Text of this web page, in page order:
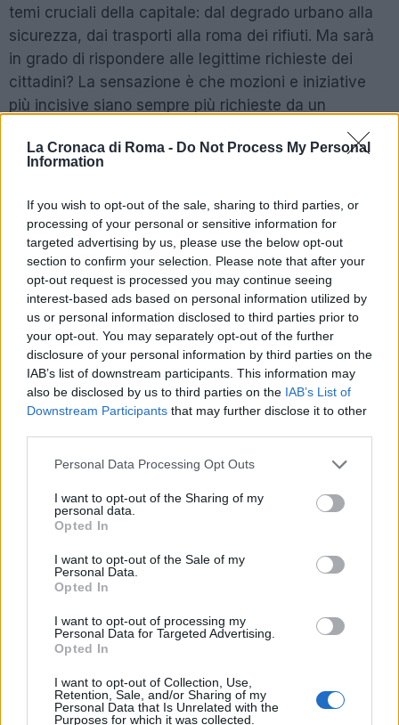
La Cronaca di Roma - Do Not Process My Personal
Information
If you wish to opt-out of the sale, sharing to third parties, or
processing of your personal or sensitive information for
targeted advertising by us, please use the below opt-out
section to confirm your selection. Please note that after your
opt-out request is processed you may continue seeing
interest-based ads based on personal information utilized by
us or personal information disclosed to third parties prior to
your opt-out. You may separately opt-out of the further
disclosure of your personal information by third parties on the
IAB’s list of downstream participants. This information may
also be disclosed by us to third parties on the IAB’s List of
Downstream Participants that may further disclose it to other
Please note that this website/app uses one or more Google
not limited to your visit or usage behaviour. You may click to
grant or deny consent to Google and its third-party tags to
use your data for below specified purposes in below Google
consent section.
Personal Data Processing Opt Outs
I want to opt-out of the Sharing of my
personal data.
Opted In
I want to opt-out of the Sale of my
Personal Data.
Opted In
I want to opt-out of processing my
Personal Data for Targeted Advertising.
Opted In
I want to opt-out of Collection, Use,
Retention, Sale, and/or Sharing of my
Personal Data that Is Unrelated with the
Purposes for which it was collected.
temi cruciali della capitale: dal degrado urbano alla
sicurezza, dai trasporti alla roma dei rifiuti. Ma sarà
in grado di rispondere alle legittime richieste dei
cittadini? La sensazione è che mozioni e iniziative
più incisive siano sempre più richieste da un
In questi anni, Roma ha vissuto momenti di crisi
L’emergenza sicurezza e la gestione dei rifiuti sono
solo due dei nodi irrisolti che pesano sulla vita
quotidiana dei romani. E ora che un generale della
Repubblica ha deciso di scendere in campo, la
domanda è inevitabile: riuscirà a raccogliere il
consenso necessario per concretizzare un vero
cambiamento, oppure sarà solo l’ennesimo tentativo
di cavalcare l’onda del malcontento?
Da un lato c’è chi si mostra fiducioso: “Dopo anni ci
vogliono davvero persone che non abbiano paura di
affrontare i temi scomodi,” afferma un commerciante
un passato militare, ma non so quanto possa
conoscere la realtà di Roma.” Riflessioni valide, che
mettono in luce la dicotomia tra chi è pronto a dare
una chance a questo nuovo approccio e chi teme
La squadra di Vannacci punta su figure che
Con nomi noti affiancati a volti nuovi, questo mix
potrebbe attrarre un elettorato in cerca di novità, ma